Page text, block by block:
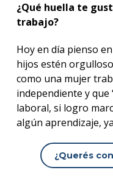
¿Qué huella te
trabajo?
Hoy en día pienso
hijos estén
como una mujer
independiente y que
laboral, si logro
algún aprendizaje,
¿Querés